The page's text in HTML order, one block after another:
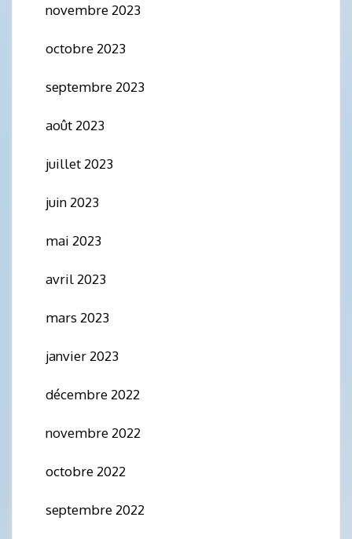
novembre 2023
octobre 2023
septembre 2023
août 2023
juillet 2023
juin 2023
mai 2023
avril 2023
mars 2023
janvier 2023
décembre 2022
novembre 2022
octobre 2022
septembre 2022